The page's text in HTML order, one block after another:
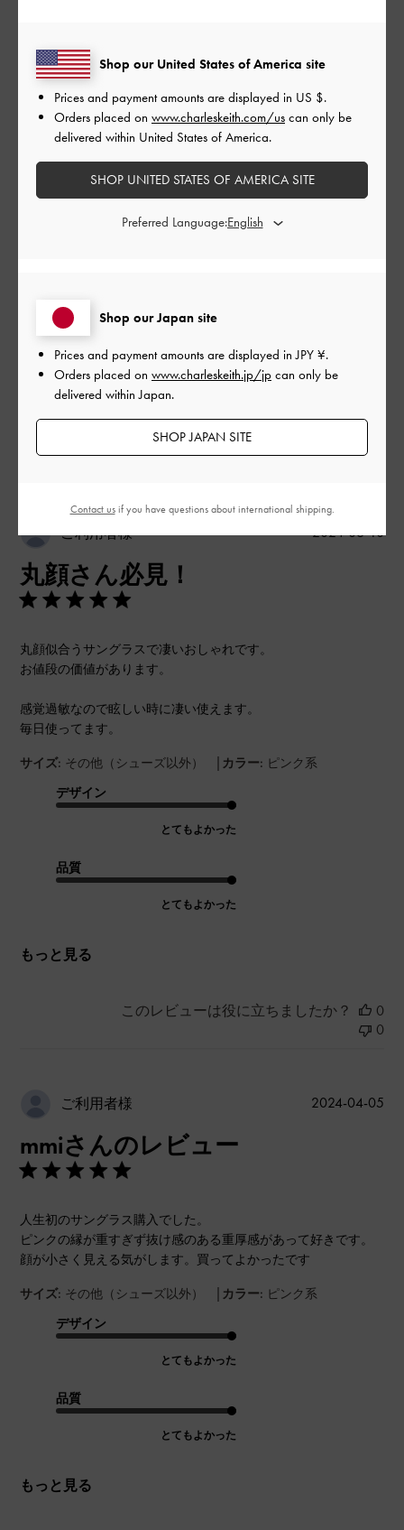
かわいい
サイズ:
もっと見る
このレビューは役に立ちましたか？
ご利用者様
丸顔さん必見！
丸顔似合うサングラスで凄いおしゃれです。
お値段の価値があります。
感覚過敏なので眩しい時に凄い使えます。
毎日使ってます。
サイズ: その他（シューズ以外） | カラー: ピンク系
デザイン
とてもよかった
品質
とてもよかった
もっと見る
公
2024-06-10
このレビューは役に立ちましたか？
0
0
ご利用者様
mmiさんのレビュー
人生初のサングラス購入でした。
ピンクの縁が重すぎず抜け感のある重厚感があって好きです。
顔が小さく見える気がします。買ってよかったです
サイズ: その他（シューズ以外） | カラー: ピンク系
デザイン
とてもよかった
品質
とてもよかった
もっと見る
公
2024-04-05
Shop our Japan site
Prices and payment amounts are displayed inJPY ¥.
Orders placed on www.charleskeith.jp/jp can only be
delivered within Japan.
SHOP JAPAN SITE
Shop our United States of America site
Prices and payment amounts are displayed in US $.
Orders placed on www.charleskeith.com/us can only be
delivered within United States of America.
SHOP UNITED STATES OF AMERICA SITE
Preferred Language:
Contact usif you have questions about international shipping.